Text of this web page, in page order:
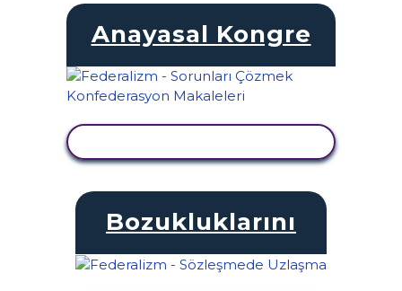
Anayasal Kongre
Bozukluklarını